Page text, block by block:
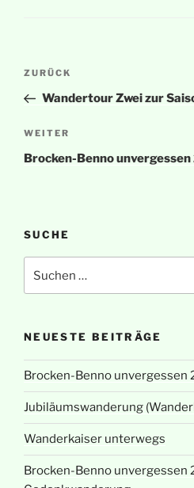
Beitragsnavigation
Vorheriger
Beitrag
ZURÜCK
Wandertour Zwei zur
Nächster
Beitrag
WEITER
Brocken-Benno
SUCHE
nach:
NEUESTE BEITRÄGE
Brocken-Benno unvergessen
Jubiläumswanderung
Wanderkaiser unterwegs
Brocken-Benno unvergessen